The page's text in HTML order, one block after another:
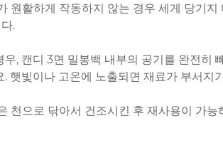
원활하게 작동하지 않는 경우 세게 당기지
.
, 캔디 3면 밀봉백 내부의 공기를 완전히
햇빛이나 고온에 노출되면 재료가 부서지
천으로 닦아서 건조시킨 후 재사용이 가